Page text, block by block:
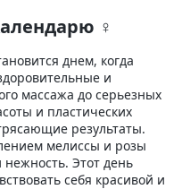
♀
днем, когда
и
массажа до серьезных
и пластических
результаты.
мелиссы и розы
Этот день
себя красивой и